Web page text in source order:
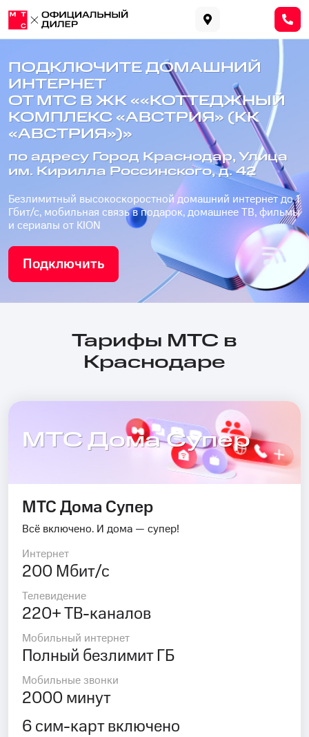
ПОДКЛЮЧИТЕ ДОМАШНИЙ
ИНТЕРНЕТ
ОТ МТС В ЖК ««КОТТЕДЖНЫЙ
КОМПЛЕКС «АВСТРИЯ» (КК
«АВСТРИЯ»)»
по адресу Город Краснодар, Улица
им. Кирилла Россинского, д. 42
Безлимитный высокоскоростной домашний интернет до 1
Гбит/с, мобильная связь в подарок, домашнее ТВ, фильмы
и сериалы от KION
Подключить
Тарифы МТС в
Краснодаре
МТС Дома Супер
МТС Дома Супер
Всё включено. И дома — супер!
Интернет
200 Мбит/с
Телевидение
220+ ТВ-каналов
Мобильный интернет
Полный безлимит ГБ
Мобильные звонки
2000 минут
6 сим-карт включено